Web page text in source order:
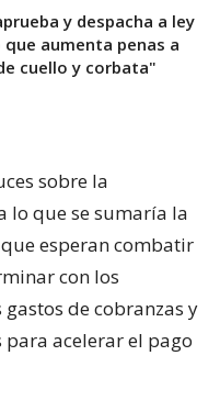
y despacha a ley
aumenta penas a
cuello y corbata"
sobre la
lo que se sumaría la
que esperan combatir
con los
de cobranzas y
acelerar el pago